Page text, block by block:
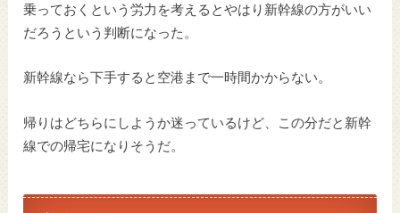
乗っておくという労力を考えるとやはり新幹線の方がいい
だろうという判断になった。
新幹線なら下手すると空港まで一時間かからない。
帰りはどちらにしようか迷っているけど、この分だと新幹
線での帰宅になりそうだ。